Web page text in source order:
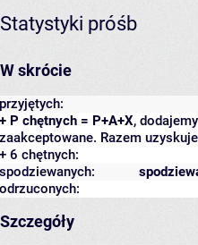
Statystyki próśb
W skrócie
przyjętych:
+ P chętnych = P+A+X,
zaakceptowane. Razem
+ 6 chętnych:
spodziewanych:
odrzuconych:
Szczegóły